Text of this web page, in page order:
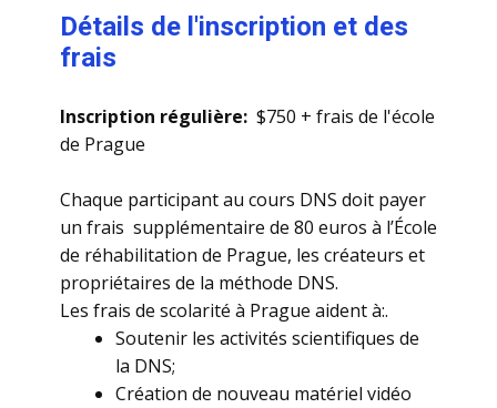
​Détails de l'inscription et des
frais
Inscription régulière: $750 + frais de l'école
de Prague
​Chaque participant au cours DNS doit payer
un frais supplémentaire de 80 euros à l’École
de réhabilitation de Prague, les créateurs et
propriétaires de la méthode DNS.
Les frais de scolarité à Prague aident à:.
​Soutenir les activités scientifiques de
la DNS;
Création de nouveau matériel vidéo